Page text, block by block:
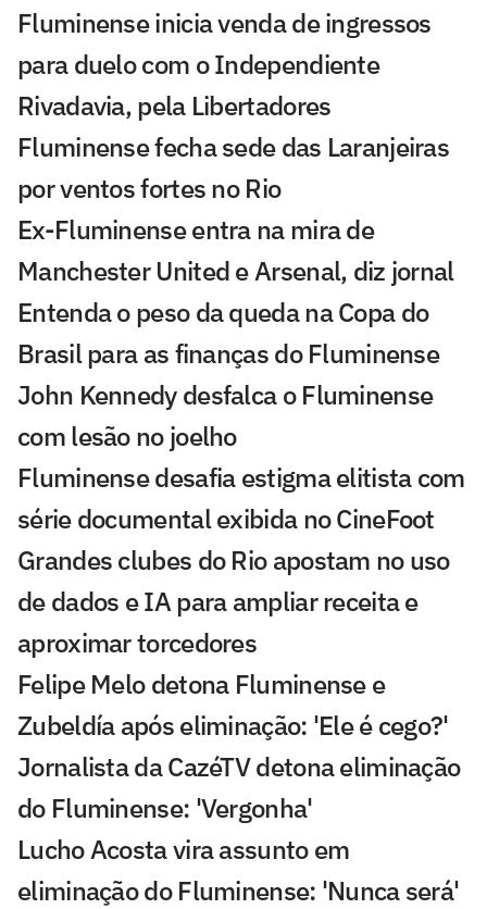
Fluminense inicia venda de ingressos
para duelo com o Independiente
Rivadavia, pela Libertadores
Fluminense fecha sede das Laranjeiras
por ventos fortes no Rio
Ex-Fluminense entra na mira de
Manchester United e Arsenal, diz jornal
Entenda o peso da queda na Copa do
Brasil para as finanças do Fluminense
John Kennedy desfalca o Fluminense
com lesão no joelho
Fluminense desafia estigma elitista com
série documental exibida no CineFoot
Grandes clubes do Rio apostam no uso
de dados e IA para ampliar receita e
aproximar torcedores
Felipe Melo detona Fluminense e
Zubeldía após eliminação: 'Ele é cego?'
Jornalista da CazéTV detona eliminação
do Fluminense: 'Vergonha'
Lucho Acosta vira assunto em
eliminação do Fluminense: 'Nunca será'